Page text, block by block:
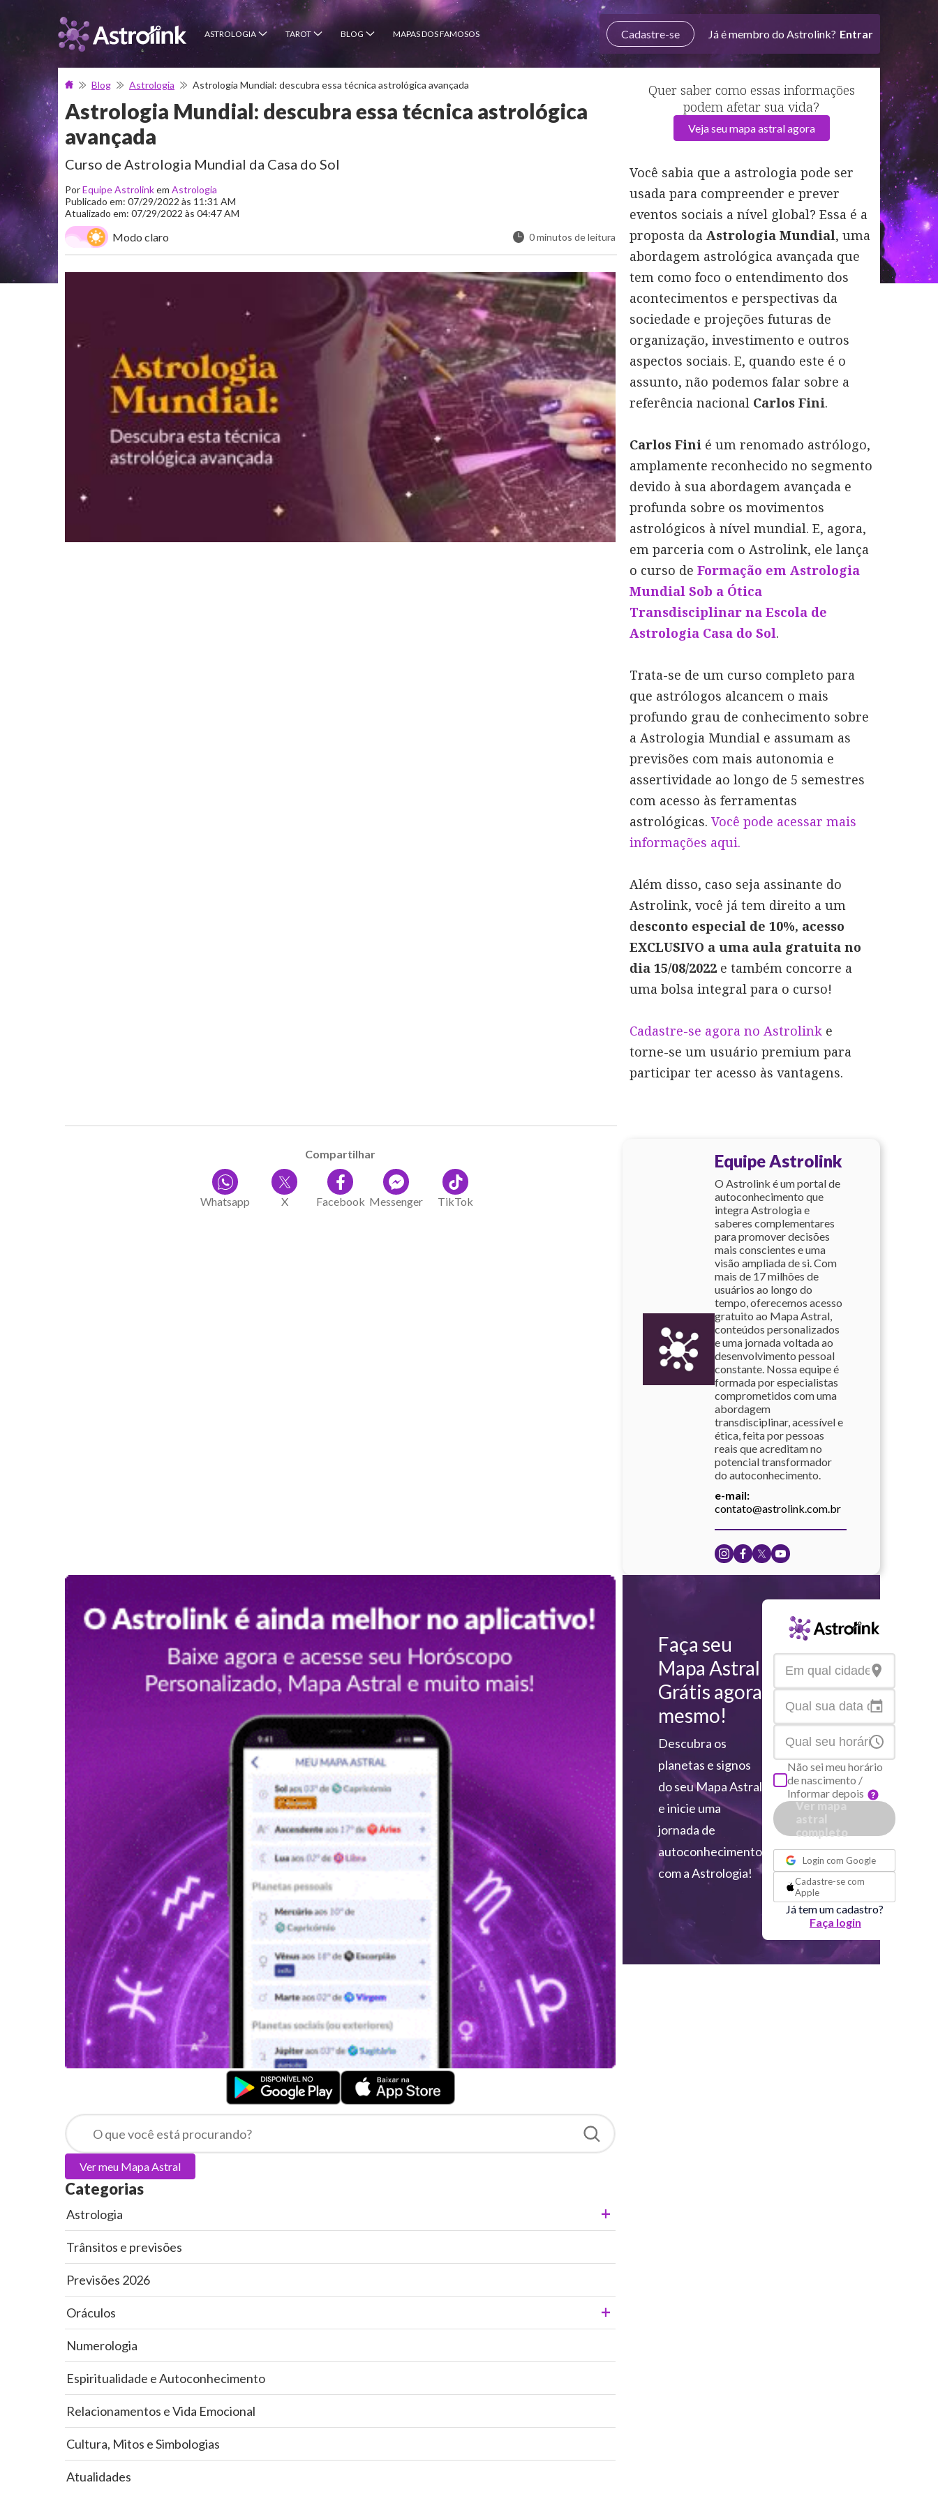
ASTROLOGIA TAROT BLOG MAPAS DOS FAMOSOS Cadastre-se Já é membro do Astrolink? Entrar
Blog Astrologia Astrologia Mundial: descubra essa técnica astrológica avançada
Astrologia Mundial: descubra essa técnica astrológica
avançada
Curso de Astrologia Mundial da Casa do Sol
PorEquipe Astrolinkem Astrologia
Publicado em: 07/29/2022 às 11:31 AM
Atualizado em: 07/29/2022 às 04:47 AM
Modo claro 0 minutos de leitura
Quer saber como essas informações
podem afetar sua vida?
Veja seu mapa astral agora
Você sabia que a astrologia pode ser
usada para compreender e prever
eventos sociais a nível global? Essa é a
proposta da Astrologia Mundial, uma
abordagem astrológica avançada que
tem como foco o entendimento dos
acontecimentos e perspectivas da
sociedade e projeções futuras de
organização, investimento e outros
aspectos sociais. E, quando este é o
assunto, não podemos falar sobre a
referência nacional Carlos Fini.
Carlos Fini é um renomado astrólogo,
amplamente reconhecido no segmento
devido à sua abordagem avançada e
profunda sobre os movimentos
astrológicos à nível mundial. E, agora,
em parceria com o Astrolink, ele lança
o curso de Formação em Astrologia
Mundial Sob a Ótica
Transdisciplinar na Escola de
Astrologia Casa do Sol.
Trata-se de um curso completo para
que astrólogos alcancem o mais
profundo grau de conhecimento sobre
a Astrologia Mundial e assumam as
previsões com mais autonomia e
assertividade ao longo de 5 semestres
com acesso às ferramentas
astrológicas. Você pode acessar mais
informações aqui.
Além disso, caso seja assinante do
Astrolink, você já tem direito a um
desconto especial de 10%, acesso
EXCLUSIVO a uma aula gratuita no
dia 15/08/2022 e também concorre a
uma bolsa integral para o curso!
Cadastre-se agora no Astrolink e
torne-se um usuário premium para
participar ter acesso às vantagens.
Compartilhar
Whatsapp X Facebook Messenger TikTok
Equipe Astrolink
O Astrolink é um portal de
autoconhecimento que
integra Astrologia e
saberes complementares
para promover decisões
mais conscientes e uma
visão ampliada de si. Com
mais de 17 milhões de
usuários ao longo do
tempo, oferecemos acesso
gratuito ao Mapa Astral,
conteúdos personalizados
e uma jornada voltada ao
desenvolvimento pessoal
constante. Nossa equipe é
formada por especialistas
comprometidos com uma
abordagem
transdisciplinar, acessível e
ética, feita por pessoas
reais que acreditam no
potencial transformador
do autoconhecimento.
e-mail:
contato@astrolink.com.br
Ver meu Mapa Astral
Categorias
Astrologia
Trânsitos e previsões
Previsões 2026
Oráculos
Numerologia
Espiritualidade e Autoconhecimento
Relacionamentos e Vida Emocional
Cultura, Mitos e Simbologias
Atualidades
Faça seu
Mapa Astral
Grátis agora
mesmo!
Descubra os
planetas e signos
do seu Mapa Astral
e inicie uma
jornada de
autoconhecimento
com a Astrologia!
Não sei meu horário
de nascimento /
Informar depois
Ver mapa
Login com Google
Cadastre-se com
Apple
Já tem um cadastro?
Faça login